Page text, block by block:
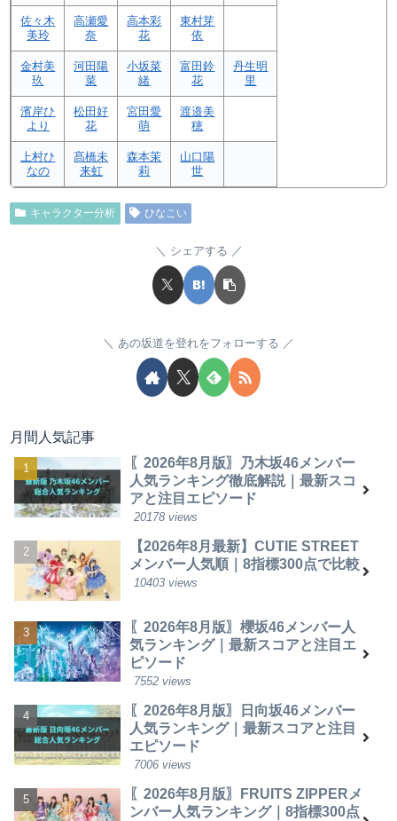
佐々木
美玲
高瀬愛
奈
高本彩
花
東村芽
依
金村美
玖
河田陽
菜
小坂菜
緒
富田鈴
花
丹生明
里
濱岸ひ
より
松田好
花
宮田愛
萌
渡邉美
穂
上村ひ
なの
髙橋未
来虹
森本茉
莉
山口陽
世
キャラクター分析 ひなこい
シェアする
あの坂道を登れをフォローする
月間人気記事
〖2026年8月版〗乃木坂46メンバー
人気ランキング徹底解説｜最新スコ
アと注目エピソード
20178 views
【2026年8月最新】CUTIE STREET
メンバー人気順｜8指標300点で比較
10403 views
〖2026年8月版〗櫻坂46メンバー人
気ランキング｜最新スコアと注目エ
ピソード
7552 views
〖2026年8月版〗日向坂46メンバー
人気ランキング｜最新スコアと注目
エピソード
7006 views
〖2026年8月版〗FRUITS ZIPPERメ
ンバー人気ランキング｜8指標300点